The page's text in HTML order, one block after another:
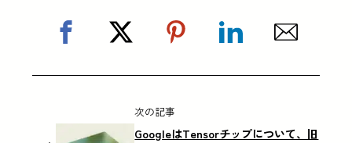
次の記事
GoogleはTensorチップについて、旧